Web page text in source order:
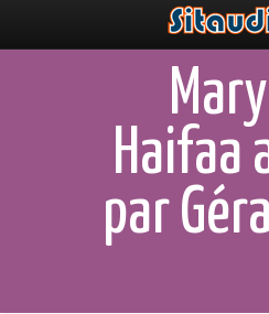
Poèmes et fictions
Apparitions
Auteurs & poètes
Haifaa
par